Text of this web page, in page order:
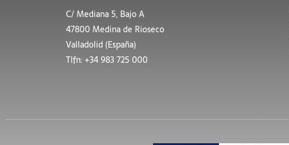
C/ Mediana 5, Bajo A
47800 Medina de Rioseco
Valladolid (España)
Tlfn: +34 983 725 000